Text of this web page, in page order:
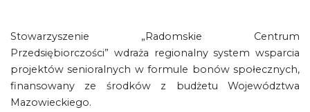
Stowarzyszenie „Radomskie Centrum
Przedsiębiorczości” wdraża regionalny system wsparcia
projektów senioralnych w formule bonów społecznych,
finansowany ze środków z budżetu Województwa
Mazowieckiego.